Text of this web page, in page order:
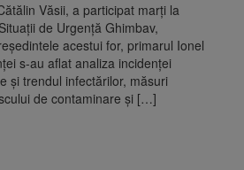
Văsii, a participat marți la
de Urgență Ghimbav,
acestui for, primarul Ionel
s-au aflat analiza incidenței
și trendul infectărilor, măsuri
de contaminare și […]